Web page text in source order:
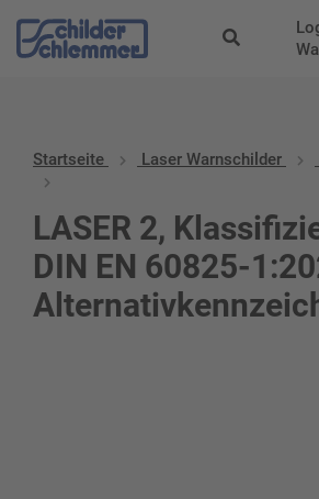
Startseite Laser Warnschilder
LASER 2,
DIN EN 60825-